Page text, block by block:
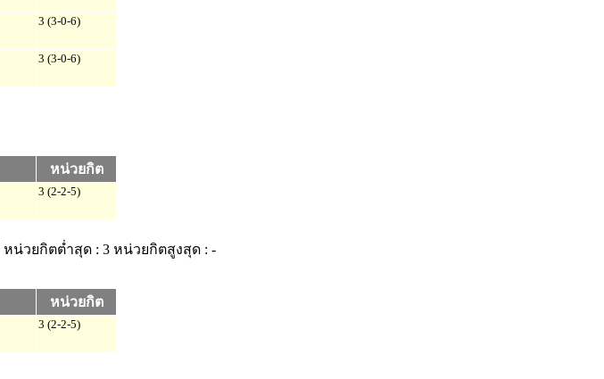
3 (3-0-6)
3 (3-0-6)
หน่วยกิต
3 (2-2-5)
หน่วยกิตต่ำสุด : 3 หน่วยกิตสูงสุด : -
หน่วยกิต
3 (2-2-5)